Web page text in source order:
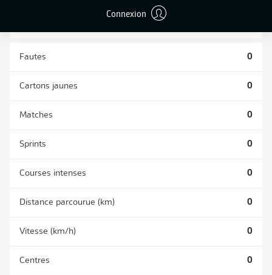
Connexion
0 0
Fautes 0
Cartons jaunes 0
Matches 0
Sprints 0
Courses intenses 0
Distance parcourue (km) 0
Vitesse (km/h) 0
Centres 0